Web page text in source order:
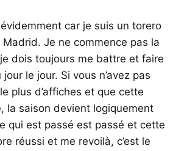
car je suis un torero
Je ne commence pas la
dois toujours me battre et faire
le jour. Si vous n’avez pas
plus d’affiches et que cette
la saison devient logiquement
qui est passé est passé et cette
réussi et me revoilà, c’est le